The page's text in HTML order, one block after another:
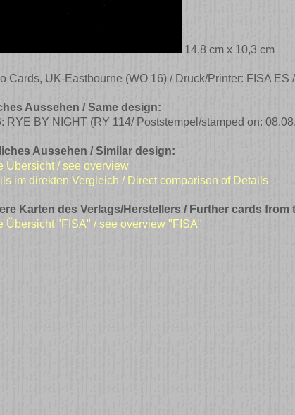
14,8 cm x 10,3 cm
Cards, UK-Eastbourne (WO 16) / Druck/Printer: FISA
Aussehen / Same design:
RYE BY NIGHT (RY 114/ Poststempel/stamped on:
Aussehen / Similar design:
Übersicht / see overview
im direkten Vergleich / Direct comparison of Details
Karten des Verlags/Herstellers / Further cards
Übersicht "FISA" / see overview "FISA"